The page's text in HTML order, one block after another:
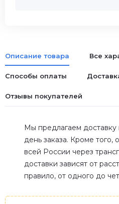
Описание товара Все
Способы оплаты
Отзывы покупателей
Мы предлагаем доставку
день заказа. Кроме того,
всей России через
доставки зависят от
правило, от одного до